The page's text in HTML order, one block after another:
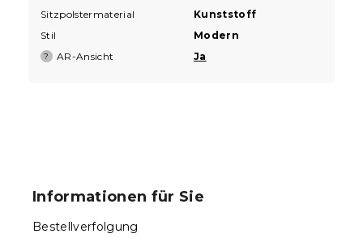
Sitzpolstermaterial
Kunststoff
Stil
Modern
? AR-Ansicht Ja
Informationen für Sie
Bestellverfolgung